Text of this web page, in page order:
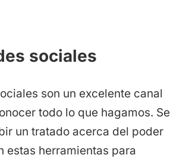
sociales
son un excelente canal
todo lo que hagamos. Se
un tratado acerca del poder
estas herramientas para